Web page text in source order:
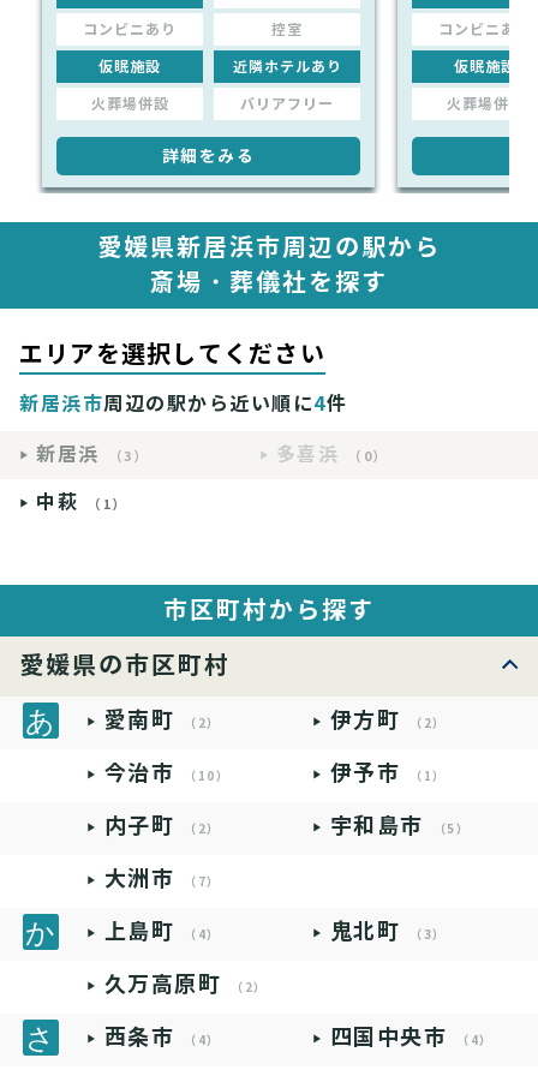
コンビニあり 控室
仮眠施設 近隣ホテルあり
火葬場併設 バリアフリー
詳細をみる
コンビニあり
仮眠施設
火葬場併設
愛媛県新居浜市周辺の駅から
斎場・葬儀社を探す
エリアを選択してください
新居浜市周辺の駅から近い順に4件
新居浜
（3） 多喜浜 （0）
中萩 （1）
市区町村から探す
愛媛県の市区町村
愛南町 （2） 伊方町 （2）
今治市 （10） 伊予市 （1）
内子町 （2） 宇和島市 （5）
大洲市 （7）
上島町 （4） 鬼北町 （3）
久万高原町 （2）
西条市 （4） 四国中央市 （4）